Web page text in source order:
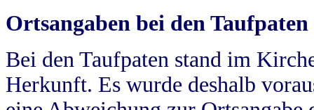
Ortsangaben bei den Taufpaten
Bei den Taufpaten stand im
Herkunft. Es wurde deshalb